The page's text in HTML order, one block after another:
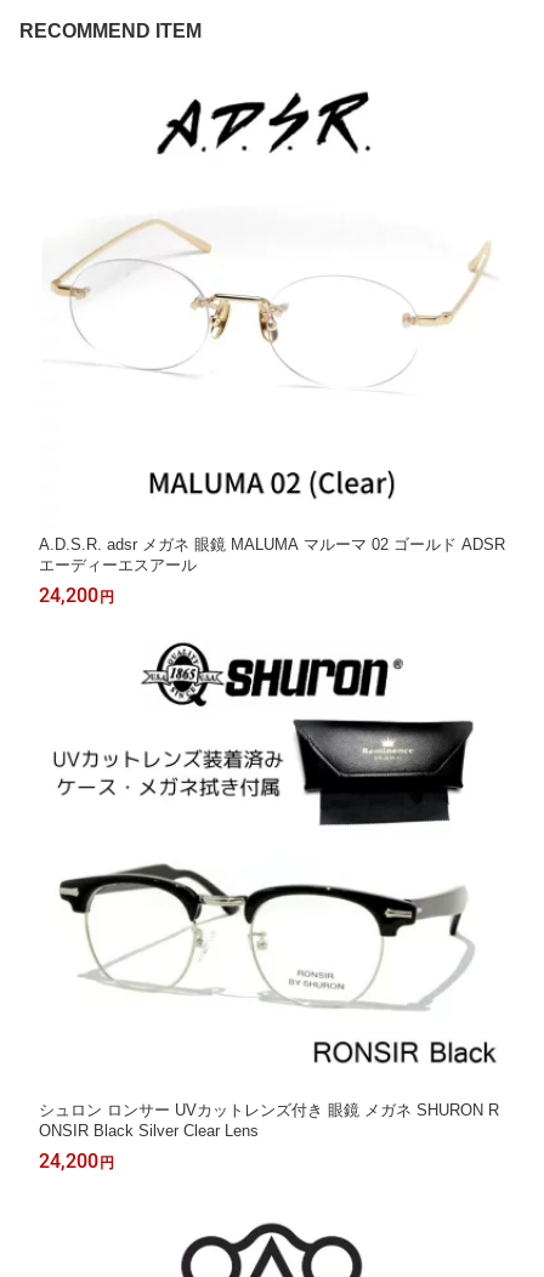
RECOMMEND ITEM
A.D.S.R. adsr メガネ 眼鏡 MALUMA マルーマ 02 ゴールド ADSR
エーディーエスアール
24,200円
シュロン ロンサー UVカットレンズ付き 眼鏡 メガネ SHURON R
ONSIR Black Silver Clear Lens
24,200円